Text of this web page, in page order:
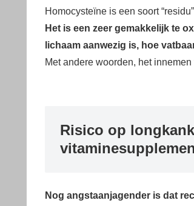
Homocysteïne is een soort
Het is een zeer gemakkelijk te
lichaam aanwezig is, hoe
Met andere woorden, het
Risico op
Nog angstaanjagender is dat